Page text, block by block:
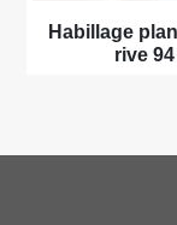
Habillage
rive 94